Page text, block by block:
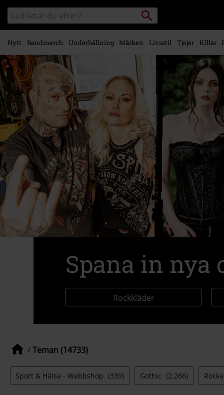
Gå till
huvudinnehåll
Sök
i
katalogen
Sök
Nytt Bandmerch Underhållning Märken Livsstil Tjejer Killar
Spana in
Rockkläder
Teman (14733)
Sport & Hälsa - Webbshop (339) Gothic (2.266)